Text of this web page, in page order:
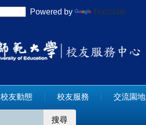
Powered by Translate
校友動態 校友服務 交流園地
搜尋